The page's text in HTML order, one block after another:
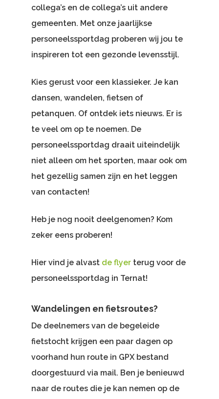
collega’s en de collega’s uit andere
gemeenten. Met onze jaarlijkse
personeelssportdag proberen wij jou te
inspireren tot een gezonde levensstijl.
Kies gerust voor een klassieker. Je kan
dansen, wandelen, fietsen of
petanquen. Of ontdek iets nieuws. Er is
te veel om op te noemen. De
personeelssportdag draait uiteindelijk
niet alleen om het sporten, maar ook om
het gezellig samen zijn en het leggen
van contacten!
Heb je nog nooit deelgenomen? Kom
zeker eens proberen!
Hier vind je alvast de flyer terug voor de
personeelssportdag in Ternat!
Wandelingen en fietsroutes?
De deelnemers van de begeleide
fietstocht krijgen een paar dagen op
voorhand hun route in GPX bestand
doorgestuurd via mail. Ben je benieuwd
naar de routes die je kan nemen op de